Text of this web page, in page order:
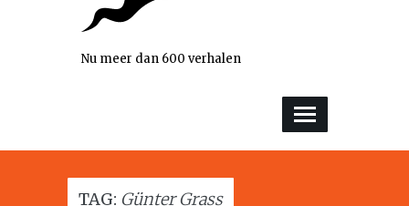
Nu meer dan 600 verhalen
TAG: Günter Grass